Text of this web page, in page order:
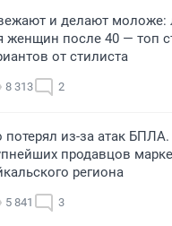
и делают моложе:
женщин после 40 — топ
от стилиста
8 313 2
потерял из-за атак БПЛА.
продавцов
региона
5 841 3